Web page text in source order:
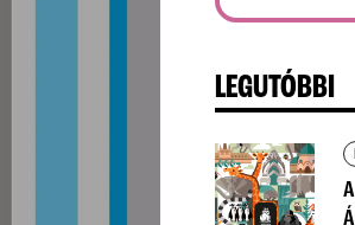
LEGUTÓBBI